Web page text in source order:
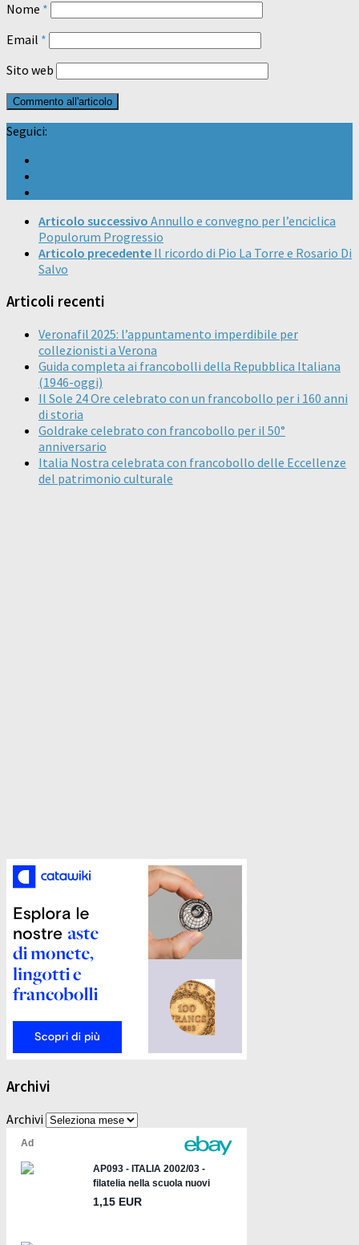
Nome *
Email *
Sito web
Seguici:
Articolo successivo Annullo e convegno per l’enciclica
Populorum Progressio
Articolo precedente Il ricordo di Pio La Torre e Rosario Di
Salvo
Articoli recenti
Veronafil 2025: l’appuntamento imperdibile per
collezionisti a Verona
Guida completa ai francobolli della Repubblica Italiana
(1946-oggi)
Il Sole 24 Ore celebrato con un francobollo per i 160 anni
di storia
Goldrake celebrato con francobollo per il 50°
anniversario
Italia Nostra celebrata con francobollo delle Eccellenze
del patrimonio culturale
Archivi
Archivi